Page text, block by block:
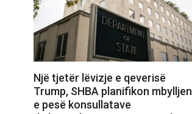
Një tjetër lëvizje e qeverisë
Trump, SHBA planifikon mbylljen
e pesë konsullatave